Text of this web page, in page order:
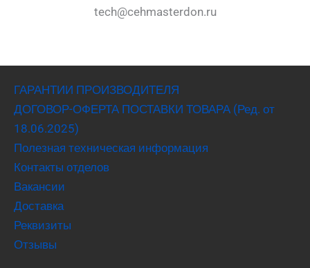
tech@cehmasterdon.ru
ГАРАНТИИ ПРОИЗВОДИТЕЛЯ
ДОГОВОР-ОФЕРТА ПОСТАВКИ ТОВАРА (Ред. от
18.06.2025)
Полезная техническая информация
Контакты отделов
Вакансии
Доставка
Реквизиты
Отзывы